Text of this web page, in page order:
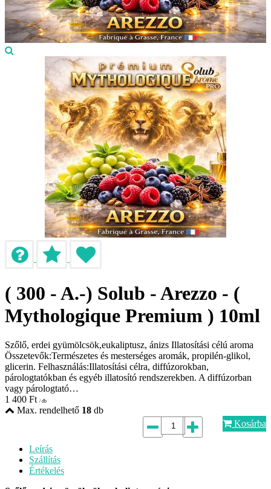
( 300 - A.-) Solub - Arezzo - (
Mythologique Premium ) 10ml
Szőlő, erdei gyümölcsök,eukaliptusz, ánizs Illatosítási célú aroma
Összetevők:Természetes és mesterséges aromák, propilén-glikol,
glicerin. Felhasználás:Illatosítási célra, diffúzorokban,
párologtatókban és egyéb illatosító rendszerekben. A diffúzorban
vagy párologtató…
1 400 Ft / db
Max. rendelhető 18 db
Kosárba
Leírás
Szállítás
Értékelés